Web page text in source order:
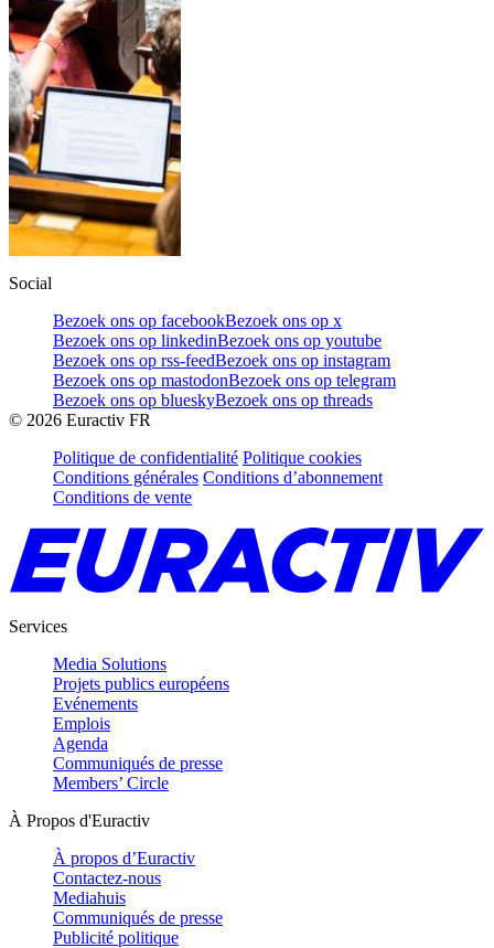
Social
Bezoek ons op facebookBezoek ons op x
Bezoek ons op linkedinBezoek ons op youtube
Bezoek ons op rss-feedBezoek ons op instagram
Bezoek ons op mastodonBezoek ons op telegram
Bezoek ons op blueskyBezoek ons op threads
© 2026 Euractiv FR
Politique de confidentialité Politique cookies
Conditions générales Conditions d’abonnement
Conditions de vente
Services
Media Solutions
Projets publics européens
Evénements
Emplois
Agenda
Communiqués de presse
Members’ Circle
À Propos d'Euractiv
À propos d’Euractiv
Contactez-nous
Mediahuis
Communiqués de presse
Publicité politique